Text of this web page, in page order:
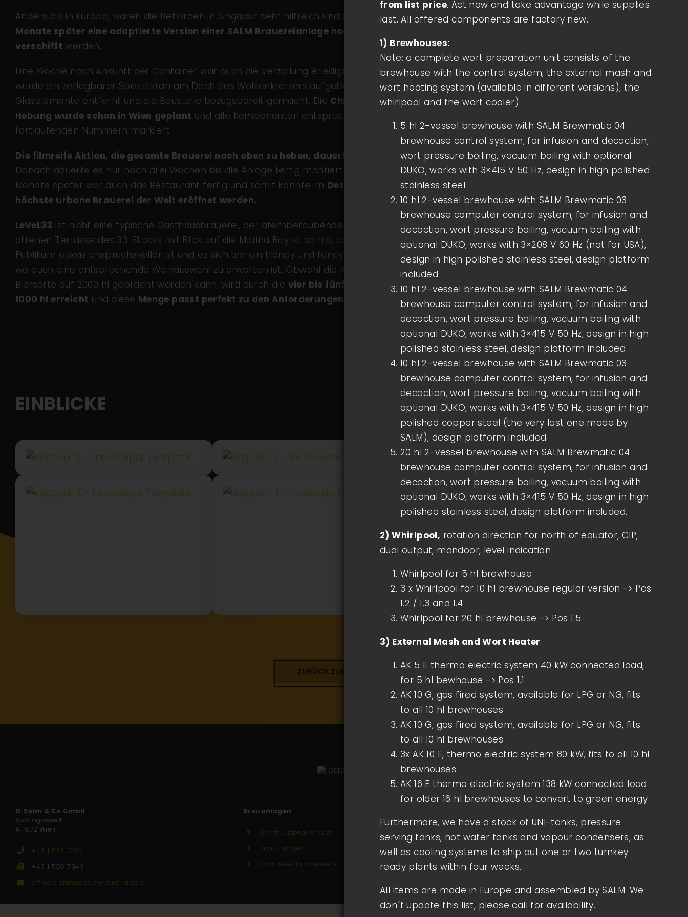
Anders als in Europa, waren die Behörden in Singapur sehr hilfreich und so konntewenige
Monate später eine adaptierte Version einer SALM Brauereianlage nach Singapur
verschifft werden.
Eine Woche nach Ankunft der Container war auch die Verzollung erledigt, zwischenzeitlich
wurde ein zerlegbarer Spezialkran am Dach des Wolkenkratzers aufgebaut, mehrere
Glaselemente entfernt und die Baustelle bezugsbereit gemacht. Die Chronologie der
Hebung wurde schon in Wien geplant und alle Komponenten entsprechend mit
fortlaufenden Nummern markiert.
Die filmreife Aktion, die gesamte Brauerei nach oben zu heben, dauerte nur einen Tag.
Danach dauerte es nur noch drei Wochen bis die Anlage fertig montiert worden ist und drei
Monate später war auch das Restaurant fertig und somit konnte im Dezember 2010 die
höchste urbane Brauerei der Welt eröffnet werden.
LeVeL33 ist nicht eine typische Gasthausbrauerei, der atemberaubende Ausblick von der
offenen Terrasse des 33. Stocks mit Blick auf die Marina Bay ist so hip, dass auch das
Publikum etwas anspruchsvoller ist und es sich um ein trendy und fancy Restaurant handelt,
wo auch eine entsprechende Weinauswahl zu erwarten ist. Obwohl die Anlage mit einer
Biersorte auf 2000 hl gebracht werden kann, wird durch die vier bis fünf Biersorten etwa
1000 hl erreicht und diese Menge passt perfekt zu den Anforderungen
EINBLICKE
ZURÜCK ZUR ÜBERSICHT
O.Salm & Co GmbH
Apollogasse 6
A-1072 Wien
+43 1 523 1236
+43 1 526 7343
office.vienna@salm-austria.com
Brauanlagen
Gasthausbrauereien
Brauanlagen
Craftbeer Brauereien
Impressum
Datenschutz
Kontakt
from list price. Act now and take advantage while supplies
last. All offered components are factory new.
1) Brewhouses:
Note: a complete wort preparation unit consists of the
brewhouse with the control system, the external mash and
wort heating system (available in different versions), the
whirlpool and the wort cooler)
5 hl 2-vessel brewhouse with SALM Brewmatic 04
brewhouse control system, for infusion and decoction,
wort pressure boiling, vacuum boiling with optional
DUKO, works with 3×415 V 50 Hz, design in high polished
stainless steel
10 hl 2-vessel brewhouse with SALM Brewmatic 03
brewhouse computer control system, for infusion and
decoction, wort pressure boiling, vacuum boiling with
optional DUKO, works with 3×208 V 60 Hz (not for USA),
design in high polished stainless steel, design platform
included
10 hl 2-vessel brewhouse with SALM Brewmatic 04
brewhouse computer control system, for infusion and
decoction, wort pressure boiling, vacuum boiling with
optional DUKO, works with 3×415 V 50 Hz, design in high
polished stainless steel, design platform included
10 hl 2-vessel brewhouse with SALM Brewmatic 03
brewhouse computer control system, for infusion and
decoction, wort pressure boiling, vacuum boiling with
optional DUKO, works with 3×415 V 50 Hz, design in high
polished copper steel (the very last one made by
SALM), design platform included
20 hl 2-vessel brewhouse with SALM Brewmatic 04
brewhouse computer control system, for infusion and
decoction, wort pressure boiling, vacuum boiling with
optional DUKO, works with 3×415 V 50 Hz, design in high
polished stainless steel, design platform included.
2) Whirlpool, rotation direction for north of equator, CIP,
dual output, mandoor, level indication
Whirlpool for 5 hl brewhouse
3 x Whirlpool for 10 hl brewhouse regular version -> Pos
1.2 / 1.3 and 1.4
Whirlpool for 20 hl brewhouse -> Pos 1.5
3) External Mash and Wort Heater
AK 5 E thermo electric system 40 kW connected load,
for 5 hl bewhouse -> Pos 1.1
AK 10 G, gas fired system, available for LPG or NG, fits
to all 10 hl brewhouses
AK 10 G, gas fired system, available for LPG or NG, fits
to all 10 hl brewhouses
3x AK 10 E, thermo electric system 80 kW, fits to all 10 hl
brewhouses
AK 16 E thermo electric system 138 kW connected load
for older 16 hl brewhouses to convert to green energy
Furthermore, we have a stock of UNI-tanks, pressure
serving tanks, hot water tanks and vapour condensers, as
well as cooling systems to ship out one or two turnkey
ready plants within four weeks.
All items are made in Europe and assembled by SALM. We
don´t update this list, please call for availability.